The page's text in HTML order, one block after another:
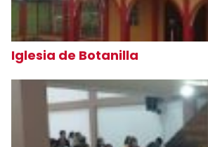
Iglesia de Botanilla